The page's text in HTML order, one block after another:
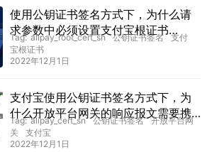
使用公钥证书签名方式下，为什么请
求参数中必须设置支付宝根证书
SN（alipay_root_cert_sn）？
Tag: alipay_root_cert_sn 公钥证书签名
支付
宝根证书
2022年12月1日
支付宝使用公钥证书签名方式下，为
什么开放平台网关的响应报文需要携
带支付宝公钥证书
SN（alipay_cert_sn）？
Tag: alipay_cert_sn 公钥证书签名
开放平台网
关
支付宝
2022年12月1日